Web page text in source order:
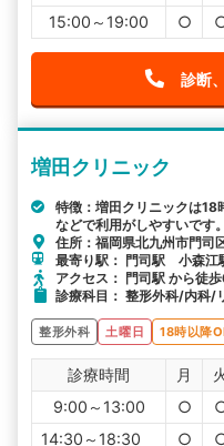
15:00～19:00
○
診断
増田クリニック
特徴：増田クリニックは18
などで利用がしやすいです。
住所：福岡県北九州市門司
最寄り駅： 門司駅 小森
アクセス： 門司駅 から徒
診療科目： 整形外科/内科/
整形外科 土曜日 18時以降
診療時間 月
9:00～13:00
○
14:30～18:30
○